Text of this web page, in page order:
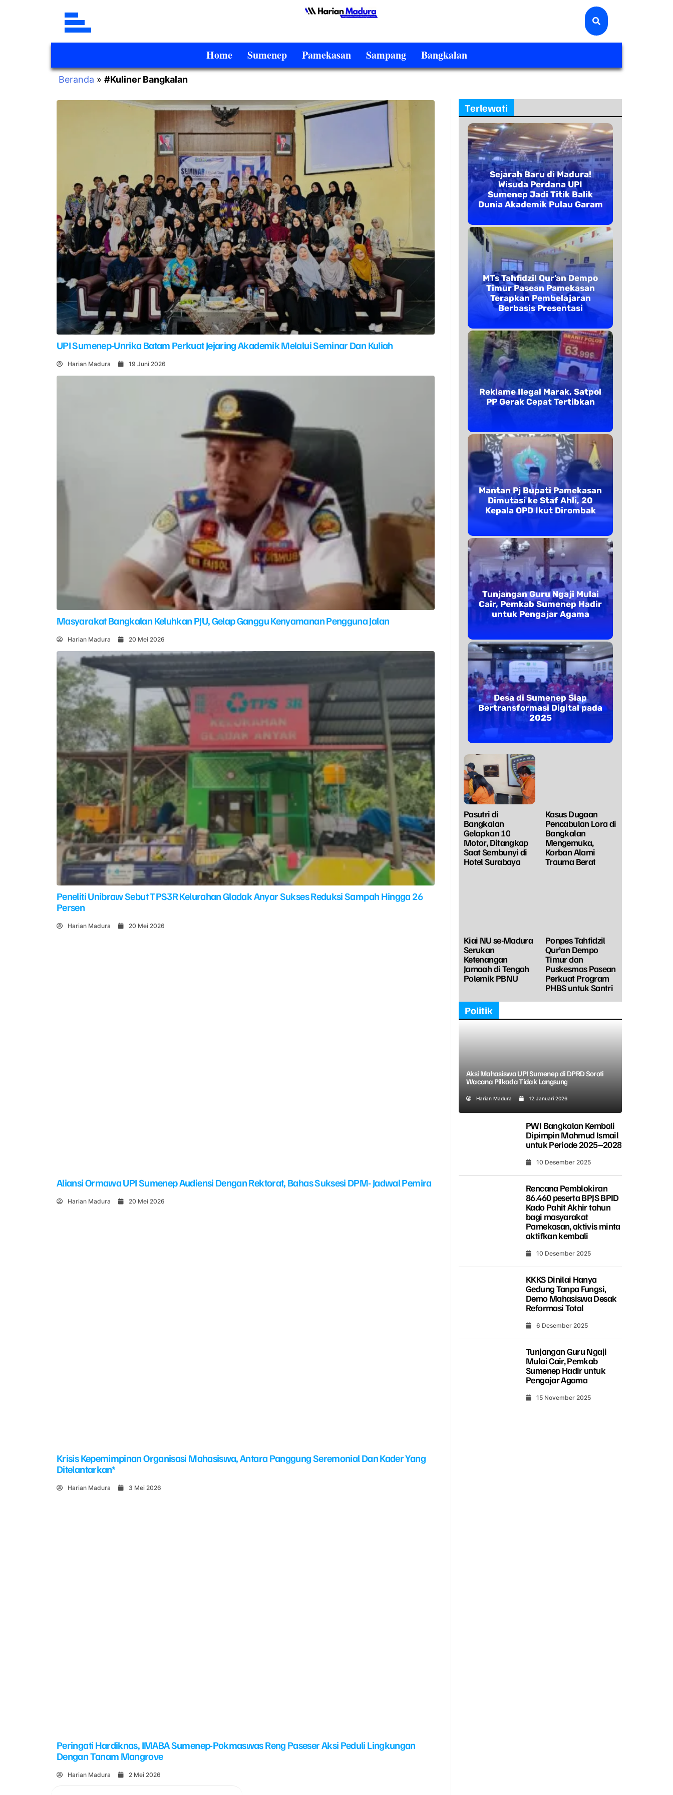
Home Sumenep Pamekasan Sampang Bangkalan
Beranda » #Kuliner Bangkalan
UPI Sumenep-Unrika Batam Perkuat Jejaring Akademik Melalui Seminar Dan Kuliah
Harian Madura 19 Juni 2026
Masyarakat Bangkalan Keluhkan PJU, Gelap Ganggu Kenyamanan Pengguna Jalan
Harian Madura 20 Mei 2026
Peneliti Unibraw Sebut TPS3R Kelurahan Gladak Anyar Sukses Reduksi Sampah Hingga 26
Persen
Harian Madura 20 Mei 2026
Aliansi Ormawa UPI Sumenep Audiensi Dengan Rektorat, Bahas Suksesi DPM- Jadwal Pemira
Harian Madura 20 Mei 2026
Krisis Kepemimpinan Organisasi Mahasiswa, Antara Panggung Seremonial Dan Kader Yang
Ditelantarkan*
Harian Madura 3 Mei 2026
Peringati Hardiknas, IMABA Sumenep-Pokmaswas Reng Paseser Aksi Peduli Lingkungan
Dengan Tanam Mangrove
Harian Madura 2 Mei 2026
Terlewati
Pasutri di
Bangkalan
Gelapkan 10
Motor, Ditangkap
Saat Sembunyi di
Hotel Surabaya
Kasus Dugaan
Pencabulan Lora di
Bangkalan
Mengemuka,
Korban Alami
Trauma Berat
Kiai NU se-Madura
Serukan
Ketenangan
Jamaah di Tengah
Polemik PBNU
Ponpes Tahfidzil
Qur’an Dempo
Timur dan
Puskesmas Pasean
Perkuat Program
PHBS untuk Santri
Sejarah Baru di Madura!
Wisuda Perdana UPI
Sumenep Jadi Titik Balik
Dunia Akademik Pulau Garam
MTs Tahfidzil Qur’an Dempo
Timur Pasean Pamekasan
Terapkan Pembelajaran
Berbasis Presentasi
Reklame Ilegal Marak, Satpol
PP Gerak Cepat Tertibkan
Mantan Pj Bupati Pamekasan
Dimutasi ke Staf Ahli, 20
Kepala OPD Ikut Dirombak
Tunjangan Guru Ngaji Mulai
Cair, Pemkab Sumenep Hadir
untuk Pengajar Agama
Desa di Sumenep Siap
Bertransformasi Digital pada
2025
Politik
Aksi Mahasiswa UPI Sumenep di DPRD Soroti
Wacana Pilkada Tidak Langsung
Harian Madura 12 Januari 2026
PWI Bangkalan Kembali
Dipimpin Mahmud Ismail
untuk Periode 2025–2028
10 Desember 2025
Rencana Pemblokiran
86.460 peserta BPJS BPID
Kado Pahit Akhir tahun
bagi masyarakat
Pamekasan, aktivis minta
aktifkan kembali
10 Desember 2025
KKKS Dinilai Hanya
Gedung Tanpa Fungsi,
Demo Mahasiswa Desak
Reformasi Total
6 Desember 2025
Tunjangan Guru Ngaji
Mulai Cair, Pemkab
Sumenep Hadir untuk
Pengajar Agama
15 November 2025